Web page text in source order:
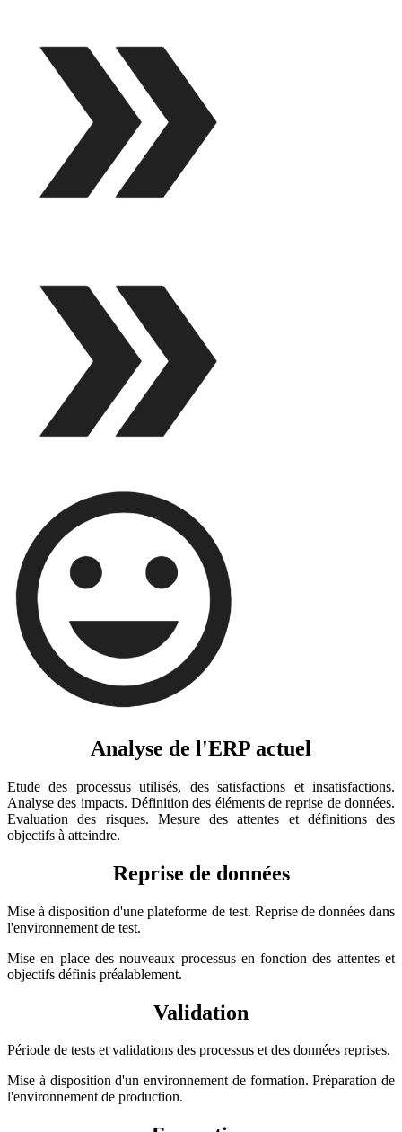
Analyse de l'ERP actuel
Etude des processus utilisés, des satisfactions et insatisfactions.
Analyse des impacts. Définition des éléments de reprise de données.
Evaluation des risques. Mesure des attentes et définitions des
objectifs à atteindre.
Reprise de données
Mise à disposition d'une plateforme de test. Reprise de données dans
l'environnement de test.
Mise en place des nouveaux processus en fonction des attentes et
objectifs définis préalablement.
Validation
Période de tests et validations des processus et des données reprises.
Mise à disposition d'un environnement de formation. Préparation de
l'environnement de production.